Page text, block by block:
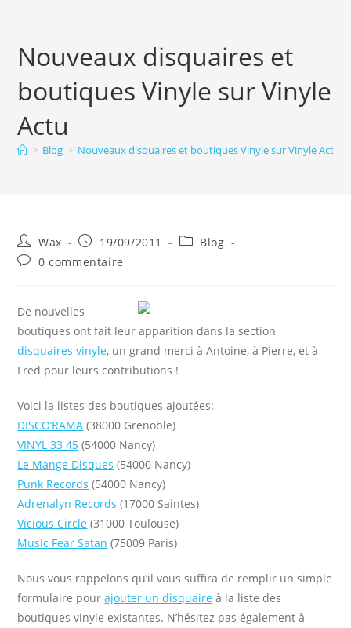
Nouveaux disquaires et
boutiques Vinyle sur Vinyle
Actu
> Blog > Nouveaux disquaires et boutiques Vinyle sur Vinyle Actu
Auteur/autrice
de
la
Wax
Publication
publiée :
19/09/2011
PostBlog
Commentaires
publication :
0 commentaire
De nouvelles
boutiques ont fait leur apparition dans la section
disquaires vinyle, un grand merci à Antoine, à Pierre, et à
Fred pour leurs contributions !
Voici la listes des boutiques ajoutées:
DISCO’RAMA (38000 Grenoble)
VINYL 33 45 (54000 Nancy)
Le Mange Disques (54000 Nancy)
Punk Records (54000 Nancy)
Adrenalyn Records (17000 Saintes)
Vicious Circle (31000 Toulouse)
Music Fear Satan (75009 Paris)
Nous vous rappelons qu’il vous suffira de remplir un simple
formulaire pourajouter un disquaire à la liste des
boutiques vinyle existantes. N’hésitez pas également à